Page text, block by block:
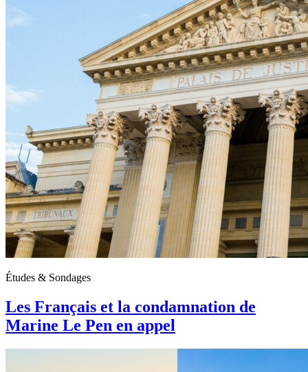
Études & Sondages
Les Français et la condamnation de
Marine Le Pen en appel